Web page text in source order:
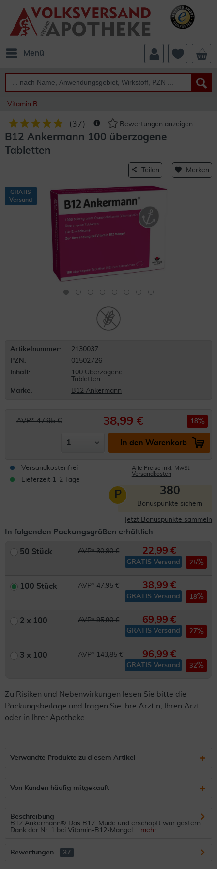
Menü
Vitamin B
(37 ) Bewertungen anzeigen
B12 Ankermann 100 überzogene
Tabletten
Teilen Merken
GRATIS
Versand
Artikelnummer:
2130037
PZN:
01502726
Inhalt:
100 Überzogene
Tabletten
Marke:
B12 Ankermann
AVP* 47,95 € 38,99 € 18
In den Warenkorb
Versandkostenfrei
Lieferzeit 1-2 Tage
Alle Preise inkl. MwSt.
Versandkosten
P 380
Bonuspunkte sichern
Jetzt Bonuspunkte sammeln
In folgenden Packungsgrößen erhältlich
50 Stück AVP* 30,80 € 22,99 €
GRATIS Versand 25
100 Stück AVP* 47,95 € 38,99 €
GRATIS Versand 18
2 x 100 AVP* 95,90 € 69,99 €
GRATIS Versand 27
3 x 100 AVP* 143,85 € 96,99 €
GRATIS Versand 32
Zu Risiken und Nebenwirkungen lesen Sie bitte die
Packungsbeilage und fragen Sie Ihre Ärztin, Ihren Arzt
oder in Ihrer Apotheke.
Verwandte Produkte zu diesem Artikel
Von Kunden häufig mitgekauft
Beschreibung
B12 Ankermann® Das B12. Müde und erschöpft war gestern.
Dank der Nr. 1 bei Vitamin-B12-Mangel.... mehr
Bewertungen 37